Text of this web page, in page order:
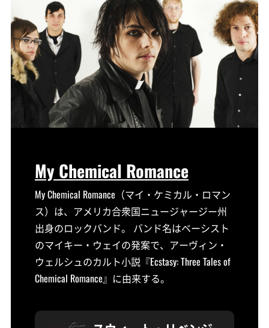
My Chemical Romance
My Chemical Romance（マイ・ケミカル・ロマン
ス）は、アメリカ合衆国ニュージャージー州
出身のロックバンド。 バンド名はベーシスト
のマイキー・ウェイの発案で、アーヴィン・
ウェルシュのカルト小説『Ecstasy: Three Tales of
Chemical Romance』に由来する。